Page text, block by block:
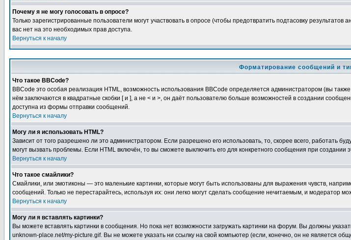
Почему я не могу голосовать в опросе?
Только зарегистрированные пользователи могут участвовать в опросе (чтобы предотвратить подтасовку
вас нет на это необходимых прав доступа.
Вернуться к началу
Форматирование сообщений и
Что такое BBCode?
BBCode это особая реализация HTML, возможность использования BBCode определяется администратором (вы
нём заключаются в квадратные скобки [ и ], а не < и >, он даёт пользователю больше возможностей в создании
доступна из формы отправки сообщений.
Вернуться к началу
Могу ли я использовать HTML?
Зависит от того разрешено ли это администратором. Если разрешено его использовать, то, скорее всего, работать
могут вызвать проблемы. Если HTML включён, то вы сможете выключить его для конкретного сообщения при создании
Вернуться к началу
Что такое смайлики?
Смайлики, или эмотиконы — это маленькие картинки, которые могут быть использованы для выражения чувств,
сообщений. Только не перестарайтесь, используя их: они легко могут сделать сообщение нечитаемым, и модератор
Вернуться к началу
Могу ли я вставлять картинки?
Вы можете вставлять картинки в сообщения. Но пока нет возможности загружать картинки на форум. Вы должны
unknown-place.net/my-picture.gif. Вы не можете указать ни ссылку на свой компьютер (если, конечно, он не является